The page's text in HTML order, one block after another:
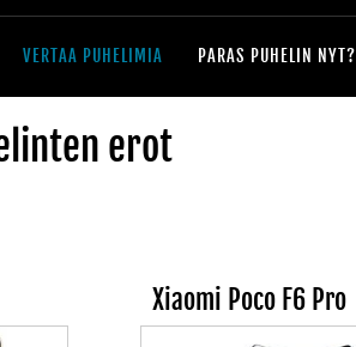
VERTAA PUHELIMIA PARAS PUHELIN NYT?
erot
Xiaomi Poco F6 Pro